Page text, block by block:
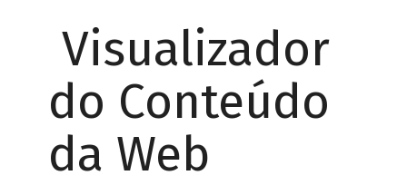
Visualizador
do Conteúdo
da Web